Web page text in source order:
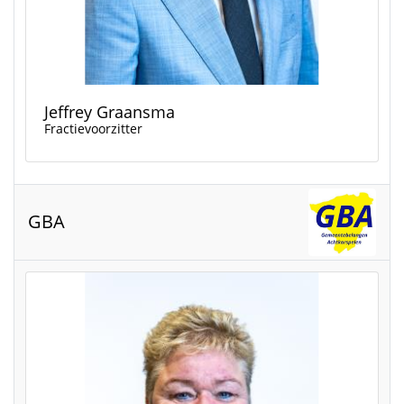
Jeffrey Graansma
Fractievoorzitter
GBA